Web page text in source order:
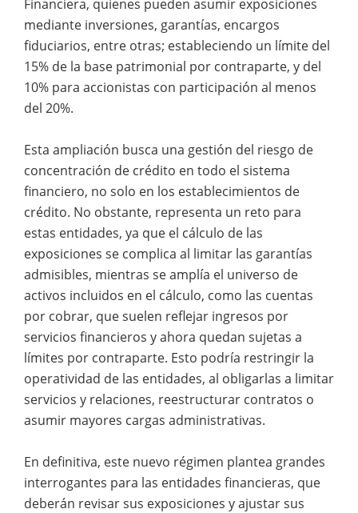
Financiera, quienes pueden asumir exposiciones
mediante inversiones, garantías, encargos
fiduciarios, entre otras; estableciendo un límite del
15% de la base patrimonial por contraparte, y del
10% para accionistas con participación al menos
del 20%.
Esta ampliación busca una gestión del riesgo de
concentración de crédito en todo el sistema
financiero, no solo en los establecimientos de
crédito. No obstante, representa un reto para
estas entidades, ya que el cálculo de las
exposiciones se complica al limitar las garantías
admisibles, mientras se amplía el universo de
activos incluidos en el cálculo, como las cuentas
por cobrar, que suelen reflejar ingresos por
servicios financieros y ahora quedan sujetas a
límites por contraparte. Esto podría restringir la
operatividad de las entidades, al obligarlas a limitar
servicios y relaciones, reestructurar contratos o
asumir mayores cargas administrativas.
En definitiva, este nuevo régimen plantea grandes
interrogantes para las entidades financieras, que
deberán revisar sus exposiciones y ajustar sus